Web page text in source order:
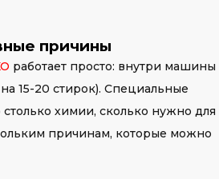
причины
работает просто: внутри машины
15-20 стирок). Специальные
химии, сколько нужно для
причинам, которые можно